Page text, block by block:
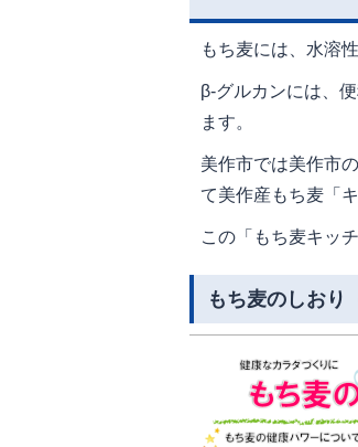
もち麦には、水溶
β-グルカンには、
ます。
美作市では美作市
て美作産もち麦「
この「もち麦キッ
もち麦のしおり